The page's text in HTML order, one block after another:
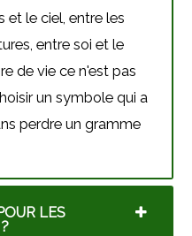
et le ciel, entre les
entre soi et le
de vie ce n'est pas
un symbole qui a
perdre un gramme
LES